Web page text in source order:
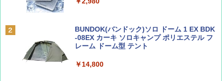
ディズニーファン ２０２６年 ９月号 [雑
誌] (ＤＩＳＮＥＹ ＦＡＮ)
地球の歩き方 スター・ウォーズ
￥2,695
PYKES PEAK (パイクスピーク) 着替えテン
人用 折りたたみ 防災グッズ 災害用トイレ ビ
BUNDOK(バンドック)ソロ ドーム 1 EX BDK
-08EX カーキ ソロキャンプ ポリエステル フ
レーム ドーム型 テント
￥14,800